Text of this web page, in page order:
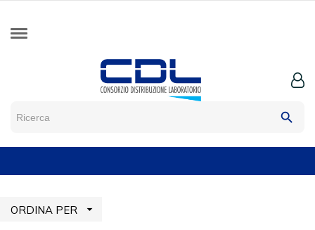
search
ORDINA PER 